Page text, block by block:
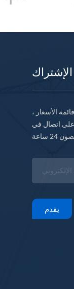
الإشتراك
الأسعار ،
على اتصال في
يقدم